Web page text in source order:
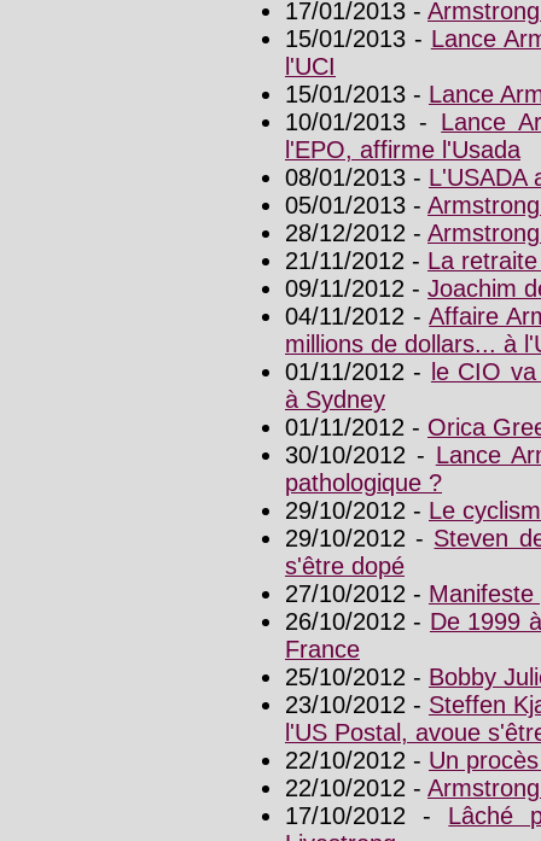
17/01/2013 -
15/01/2013 - Lance
l'UCI
15/01/2013 - Lance
10/01/2013 - Lance
l'EPO, affirme l'Usada
08/01/2013 - L'USADA
05/01/2013 -
28/12/2012 -
21/11/2012 - La
09/11/2012 - Joachim
04/11/2012 -Affaire
millions de dollars... à
01/11/2012 - le CIO
à Sydney
01/11/2012 - Orica
30/10/2012 - Lance
pathologique ?
29/10/2012 - Le
29/10/2012 - Steven
s'être dopé
27/10/2012 -
26/10/2012 - De 1999
France
25/10/2012 - Bobby
23/10/2012 - Steffen
l'US Postal, avoue
22/10/2012 - Un
22/10/2012 -
17/10/2012 - Lâché